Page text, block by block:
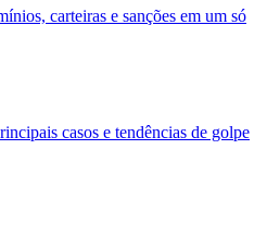
carteiras e sanções em um só
casos e tendências de golpe